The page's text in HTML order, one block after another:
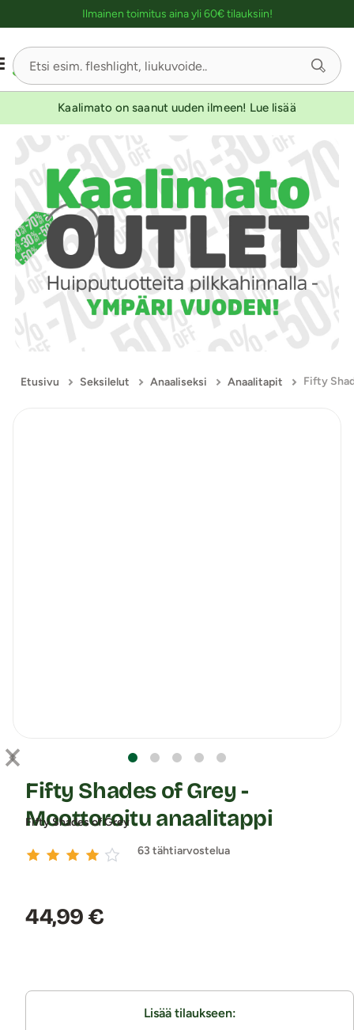
Ilmainen toimitus aina yli 60€ tilauksiin!
Kaalimato on saanut uuden ilmeen! Lue lisää
Etusivu Seksilelut Anaaliseksi Anaalitapit
Fifty Shades of Grey
Fifty Shades of Grey -
Moottoroitu anaalitappi
63 tähtiarvostelua
Hinta:
44,99 €
Lisää tilaukseen: